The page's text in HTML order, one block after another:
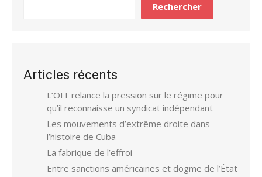
Rechercher
Articles récents
L’OIT relance la pression sur le régime pour
qu’il reconnaisse un syndicat indépendant
Les mouvements d’extrême droite dans
l’histoire de Cuba
La fabrique de l’effroi
Entre sanctions américaines et dogme de l’État